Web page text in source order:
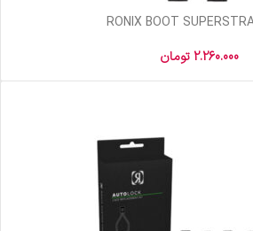
2.260.000 تومان